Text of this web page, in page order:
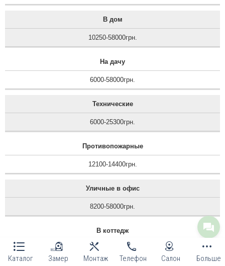
Каталог Замер Монтаж Телефон Салон Больше
В дом
10250-58000грн.
На дачу
6000-58000грн.
Технические
6000-25300грн.
Противопожарные
12100-14400грн.
Уличные в офис
8200-58000грн.
В коттедж
10250-58000грн.